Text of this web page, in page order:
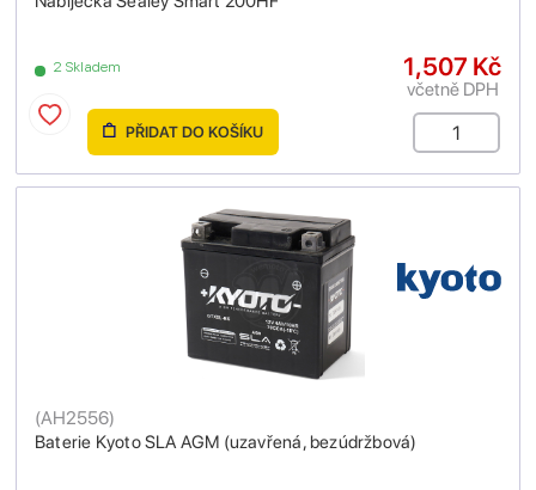
2 Skladem 1,507 Kč
včetně DPH
PŘIDAT DO KOŠÍKU
Baterie Kyoto SLA AGM (uzavřená, bezúdržbová)
(AH2556)